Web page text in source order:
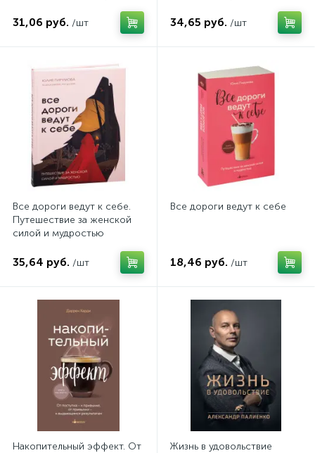
31,06 руб. /шт 34,65 руб. /шт
Все дороги ведут к себе.
Путешествие за женской
силой и мудростью
35,64 руб. /шт
Все дороги ведут к себе
18,46 руб. /шт
Накопительный эффект. От
Жизнь в удовольствие